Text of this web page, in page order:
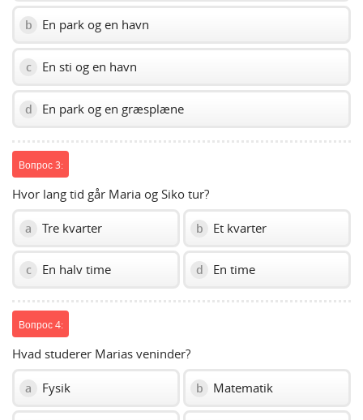
b En park og en havn
c En sti og en havn
d En park og en græsplæne
Вопрос 3:
Hvor lang tid går Maria og Siko tur?
a Tre kvarter b Et kvarter
c En halv time d En time
Вопрос 4:
Hvad studerer Marias veninder?
a Fysik b Matematik